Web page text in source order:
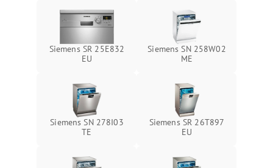
Siemens SR 25E832
EU
Siemens SN 258W02
ME
Siemens SN 278I03
TE
Siemens SR 26T897
EU